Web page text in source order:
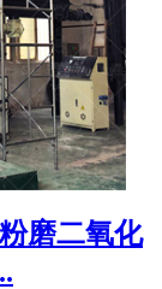
磨二氧化